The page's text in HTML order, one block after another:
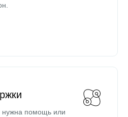
помощь или